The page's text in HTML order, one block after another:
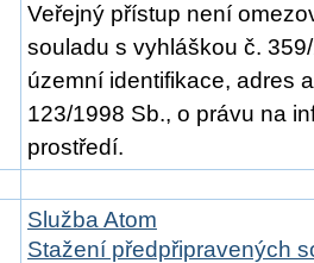
Veřejný přístup není
souladu s vyhláškou č.
územní identifikace, adres
123/1998 Sb., o právu na
prostředí.
Služba Atom
Stažení předpřipravených